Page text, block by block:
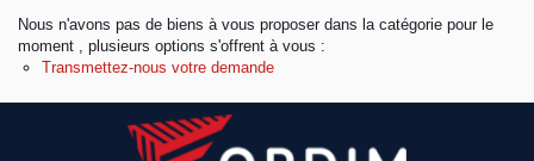
Espace client
Nous n'avons pas de biens à vous proposer dans la catégorie pour le
moment , plusieurs options s'offrent à vous :
Transmettez-nous votre demande